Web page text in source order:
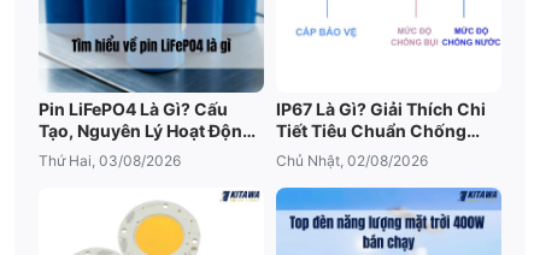
Pin LiFePO4 Là Gì? Cấu
Tạo, Nguyên Lý Hoạt Động
Và Ưu Điểm Nổi Bật
Thứ Hai, 03/08/2026
IP67 Là Gì? Giải Thích Chi
Tiết Tiêu Chuẩn Chống
Nước IP67
Chủ Nhật, 02/08/2026